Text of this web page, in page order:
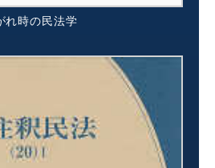
れ時の民法学